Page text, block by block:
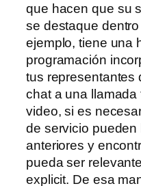
que hacen que su
se destaque
ejemplo, tiene una
programación
tus representantes
chat a una
video, si es
de servicio
anteriores y
pueda ser
explicit. De esa